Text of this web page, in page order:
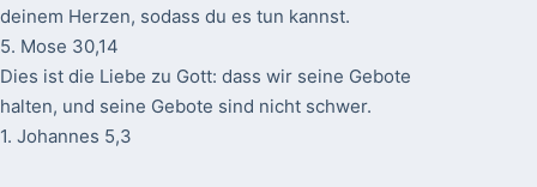
deinem Herzen, sodass du es tun kannst.
5. Mose 30,14
Dies ist die Liebe zu Gott: dass wir seine Gebote
halten, und seine Gebote sind nicht schwer.
1. Johannes 5,3